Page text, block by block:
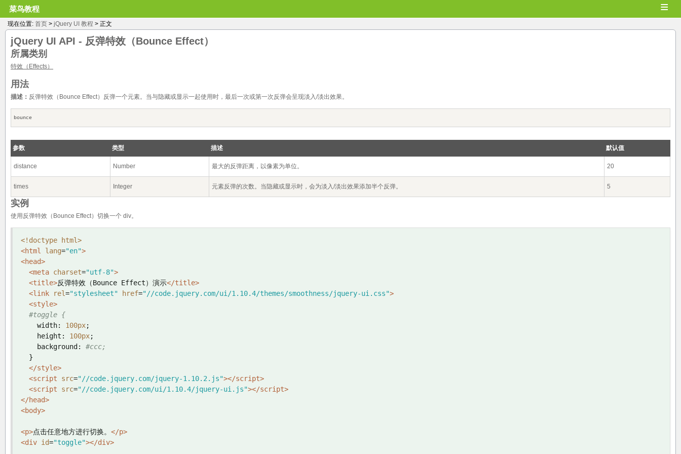
菜鸟教程 ≡
现在位置: 首页 > jQuery UI 教程 > 正文
jQuery UI API - 反弹特效（Bounce Effect）
所属类别
特效（Effects）
用法
描述： 反弹特效（Bounce Effect）反弹一个元素。当与隐藏或显示一起使用时，最后一次或第一次反弹会呈现淡入/淡出效果。
bounce
参数 类型 描述 默认值
distance Number 最大的反弹距离，以像素为单位。 20
times Integer 元素反弹的次数。当隐藏或显示时，会为淡入/淡出效果添加半个反弹。 5
实例
使用反弹特效（Bounce Effect）切换一个 div。
<!doctype html>
<html
lang="en">
<head>
<meta charset="utf-8">
<title>反弹特效（Bounce Effect）演示</title>
<link
rel="stylesheet" href="//code.jquery.com/ui/1.10.4/themes/smoothness/jquery-ui.css">
<style>
#toggle {
    width
: 100px;
    height
: 100px;
    background
:
#ccc;
}
</style>
<script
src="//code.jquery.com/jquery-1.10.2.js"></script>
<script
src="//code.jquery.com/ui/1.10.4/jquery-ui.js"></script>
</head>
<body>
<p>点击任意地方进行切换。 </p>
<div id="toggle"></div>